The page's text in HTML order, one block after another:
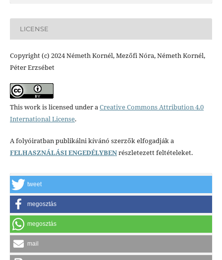
LICENSE
Copyright (c) 2024 Németh Kornél, Mezőfi Nóra, Németh Kornél,
Péter Erzsébet
This work is licensed under aCreative Commons Attribution 4.0
International License.
A folyóiratban publikálni kívánó szerzők elfogadják a
FELHASZNÁLÁSI ENGEDÉLYBENrészletezett feltételeket.
tweet
megosztás
megosztás
mail